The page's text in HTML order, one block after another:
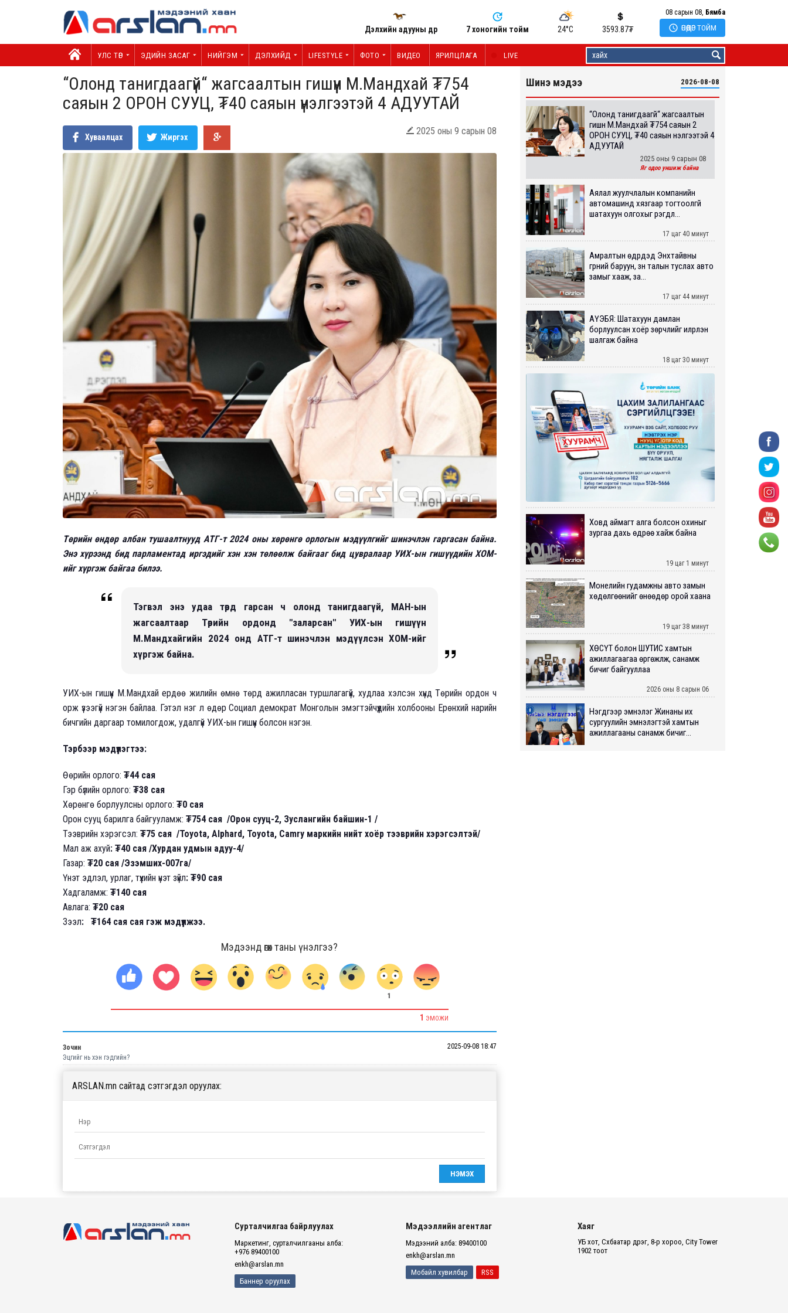
Дэлхийн адууны өдөр 7 хоногийн тойм 24°C 3593.87₮
08 сарын 08, Бямба
 ӨНӨӨДӨР ТОЙМ
УЛС ТӨР ЭДИЙН ЗАСАГ НИЙГЭМ ДЭЛХИЙД LIFESTYLE ФОТО ВИДЕО ЯРИЛЦЛАГА LIVE
“Олонд танигдаагүй“ жагсаалтын гишүүн М.Мандхай ₮754
саяын 2 ОРОН СУУЦ, ₮40 саяын үнэлгээтэй 4 АДУУТАЙ
Хуваалцах Жиргэх
 2025 оны 9 сарын 08
Төрийн өндөр албан тушаалтнууд АТГ-т 2024 оны хөрөнгө орлогын мэдүүлгийг шинэчлэн гаргасан байна.
Энэ хүрээнд бид парламентад иргэдийг хэн хэн төлөөлж байгааг бид цувралаар УИХ-ын гишүүдийн ХОМ-
ийг хүргэж байгаа билээ.
Тэгвэл энэ удаа төрд гарсан ч олонд танигдаагүй, МАН-ын
жагсаалтаар Төрийн ордонд "заларсан" УИХ-ын гишүүн
М.Мандхайгийн 2024 онд АТГ-т шинэчлэн мэдүүлсэн ХОМ-ийг
хүргэж байна.
УИХ-ын гишүүн М.Мандхай ердөө жилийн өмнө төрд ажилласан туршлагагүй, худлаа хэлсэн хүнд Төрийн ордон ч
орж үзээгүй нэгэн байлаа. Гэтэл нэг л өдөр Социал демократ Монголын эмэгтэйчүүдийн холбооны Ерөнхий нарийн
бичгийн даргаар томилогдож, удалгүй УИХ-ын гишүүн болсон нэгэн.
Тэрбээр мэдүүлэгтээ:
Өөрийн орлого: ₮44 сая
Гэр бүлийн орлого: ₮38 сая
Хөрөнгө борлуулсны орлого: ₮0 сая
Орон сууц барилга байгууламж: ₮754 сая /Орон сууц-2, Зуслангийн байшин-1 /
Тээврийн хэрэгсэл: ₮75 сая /Toyota, Alphard, Toyota, Camry маркийн нийт хоёр тээврийн хэрэгсэлтэй/
Мал аж ахуй: ₮40 сая /Хурдан удмын адуу-4/
Газар: ₮20 сая /Эзэмших-007га/
Үнэт эдлэл, урлаг, түүхийн үнэт зүйл: ₮90 сая
Хадгаламж: ₮140 сая
Авлага: ₮20 сая
Зээл: ₮164 сая сая гэж мэдүүлжээ.
Мэдээнд өгөх таны үнэлгээ?
1
1 ЭМОЖИ
Зочин
2025-09-08 18:47
Эцгийг нь хэн гэдгийн?
ARSLAN.mn сайтад сэтгэгдэл оруулах:
Шинэ мэдээ 2026-08-08
“Олонд танигдаагүй“ жагсаалтын
гишүүн М.Мандхай ₮754 саяын 2
ОРОН СУУЦ, ₮40 саяын үнэлгээтэй 4
АДУУТАЙ
2025 оны 9 сарын 08
Яг одоо уншиж байна
Аялал жуулчлалын компанийн
автомашинд хязгаар тогтоолгүй
шатахуун олгохыг үүрэгдл...
17 цаг 40 минут
Амралтын өдрүүдэд Энхтайвны
гүүрний баруун, зүүн талын туслах авто
замыг хааж, за...
17 цаг 44 минут
АҮЭБЯ: Шатахуун дамлан
борлуулсан хоёр зөрчлийг илрүүлэн
шалгаж байна
18 цаг 30 минут
Ховд аймагт алга болсон охиныг
зургаа дахь өдрөө хайж байна
19 цаг 1 минут
Монелийн гудамжны авто замын
хөдөлгөөнийг өнөөдөр орой хаана
19 цаг 38 минут
ХӨСҮТ болон ШУТИС хамтын
ажиллагаагаа өргөжүүлж, санамж
бичиг байгууллаа
2026 оны 8 сарын 06
Нэгдүгээр эмнэлэг Жинаны их
сургуулийн эмнэлэгтэй хамтын
ажиллагааны санамж бичиг...
бүртгэл энэ сарын 10-нд эхэлнэ
Сурталчилгаа байрлуулах
Маркетинг, сурталчилгааны алба:
+976 89400100
enkh@arslan.mn
Баннер оруулах
Мэдээллийн агентлаг
Мэдээний алба: 89400100
enkh@arslan.mn
Мобайл хувилбар
RSS
Хаяг
УБ хот, Сүхбаатар дүүрэг, 8-р хороо, City Tower
1902 тоот